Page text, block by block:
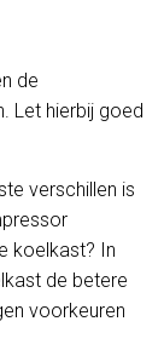
de
Let hierbij goed
verschillen is
koelkast? In
de betere
voorkeuren